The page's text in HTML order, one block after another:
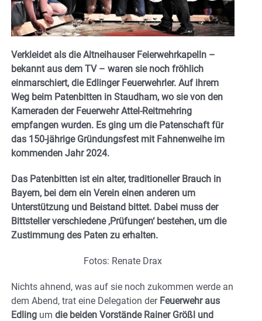
Verkleidet als die Altneihauser Feierwehrkapelln –
bekannt aus dem TV – waren sie noch fröhlich
einmarschiert, die Edlinger Feuerwehrler. Auf ihrem
Weg beim Patenbitten in Staudham, wo sie von den
Kameraden der Feuerwehr Attel-Reitmehring
empfangen wurden. Es ging um die Patenschaft für
das 150-jährige Gründungsfest mit Fahnenweihe im
kommenden Jahr 2024.
Das Patenbitten ist ein alter, traditioneller Brauch in
Bayern, bei dem ein Verein einen anderen um
Unterstützung und Beistand bittet. Dabei muss der
Bittsteller verschiedene ‚Prüfungen‘ bestehen, um die
Zustimmung des Paten zu erhalten.
Fotos: Renate Drax
Nichts ahnend, was auf sie noch zukommen werde an
dem Abend, trat eine Delegation der Feuerwehr aus
Edling um die beiden Vorstände Rainer Größl und